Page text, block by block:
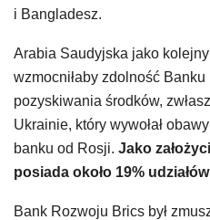
i Bangladesz.
Arabia Saudyjska jako
wzmocniłaby zdolność
pozyskiwania środków,
Ukrainie, który wywołał
banku od Rosji. Jako
posiada około 19%
Bank Rozwoju Brics był